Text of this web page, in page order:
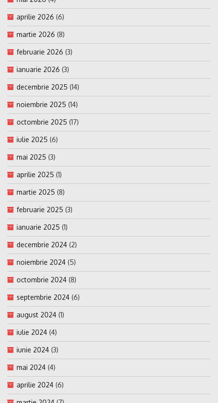
aprilie 2026 (6)
martie 2026 (8)
februarie 2026 (3)
ianuarie 2026 (3)
decembrie 2025 (14)
noiembrie 2025 (14)
octombrie 2025 (17)
iulie 2025 (6)
mai 2025 (3)
aprilie 2025 (1)
martie 2025 (8)
februarie 2025 (3)
ianuarie 2025 (1)
decembrie 2024 (2)
noiembrie 2024 (5)
octombrie 2024 (8)
septembrie 2024 (6)
august 2024 (1)
iulie 2024 (4)
iunie 2024 (3)
mai 2024 (4)
aprilie 2024 (6)